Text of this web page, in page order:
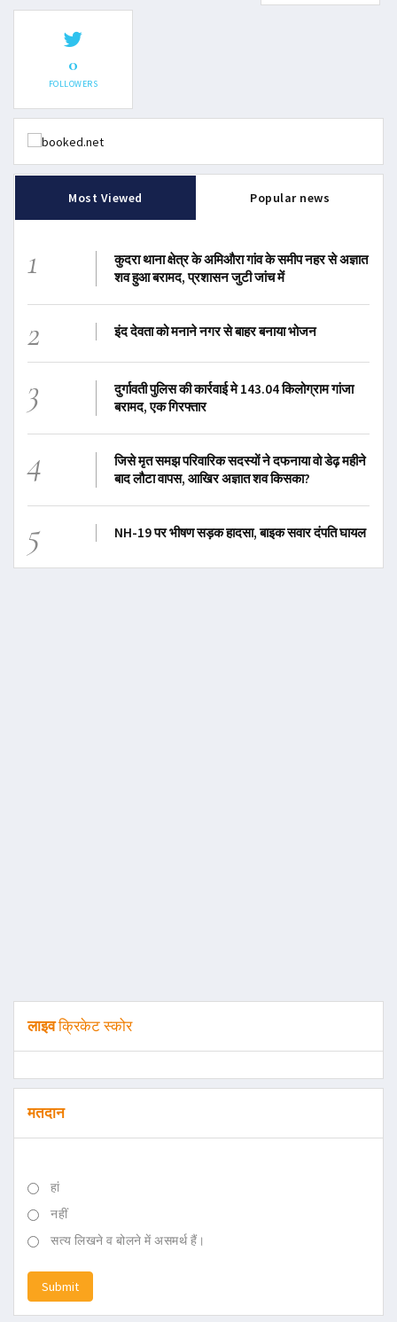
0
FOLLOWERS
Most Viewed Popular news
1
कुदरा थाना क्षेत्र के अमिऔरा गांव के समीप नहर से अज्ञात
शव हुआ बरामद, प्रशासन जुटी जांच में
2 इंद देवता को मनाने नगर से बाहर बनाया भोजन
3
दुर्गावती पुलिस की कार्रवाई मे 143.04 किलोग्राम गांजा
बरामद, एक गिरफ्तार
4
जिसे मृत समझ परिवारिक सदस्यों ने दफनाया वो डेढ़ महीने
बाद लौटा वापस, आखिर अज्ञात शव किसका?
5 NH-19 पर भीषण सड़क हादसा, बाइक सवार दंपति घायल
लाइवक्रिकेट स्कोर
मतदान
हां
नहीं
सत्य लिखने व बोलने में असमर्थ हैं।
Submit